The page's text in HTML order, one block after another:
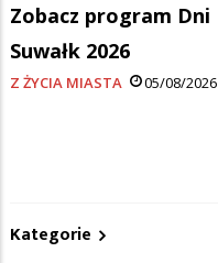
Zobacz program Dni
Suwałk 2026
Z ŻYCIA MIASTA 05/08/2026
Kategorie